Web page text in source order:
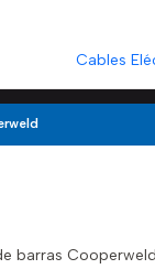
Cables
barras